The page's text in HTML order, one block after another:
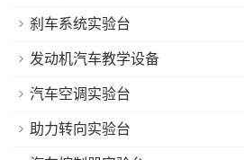
刹车系统实验台
发动机汽车教学设备
汽车空调实验台
助力转向实验台